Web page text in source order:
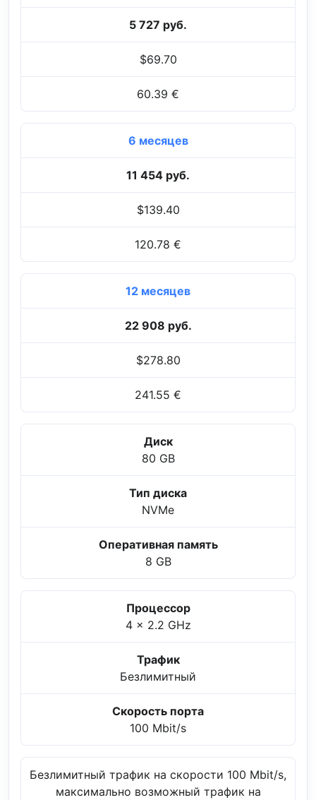
5 727 руб.
$69.70
60.39 €
6 месяцев
11 454 руб.
$139.40
120.78 €
12 месяцев
22 908 руб.
$278.80
241.55 €
Диск
80 GB
Тип диска
NVMe
Оперативная память
8 GB
Процессор
4 x 2.2 GHz
Трафик
Безлимитный
Скорость порта
100 Mbit/s
Безлимитный трафик на скорости 100 Mbit/s,
максимально возможный трафик на